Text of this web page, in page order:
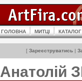
ГОЛОВНА МИТЦІ КАТАЛОГ
[ Зареєструватись |
Анатолій